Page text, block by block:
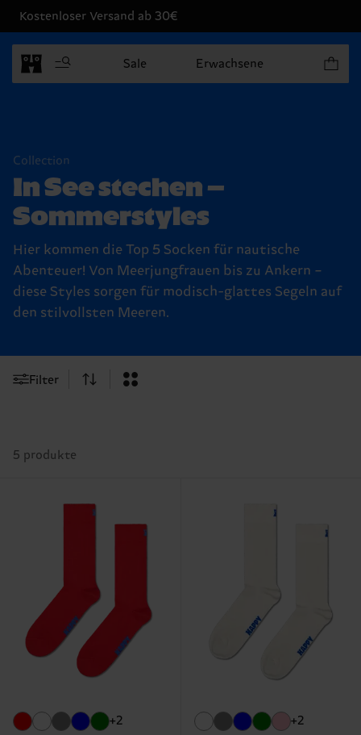
Kostenloser Versand ab 30€
Sale Erwachsene
Collection
In See stechen –
Sommerstyles
Hier kommen die Top 5 Socken für nautische
Abenteuer! Von Meerjungfrauen bis zu Ankern –
diese Styles sorgen für modisch-glattes Segeln auf
den stilvollsten Meeren.
Filter
5 produkte
+2 +2